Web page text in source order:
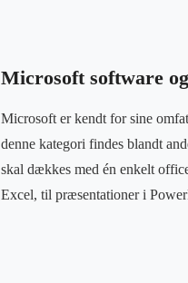
Microsoft software
Microsoft er kendt for sine
denne kategori findes blandt
skal dækkes med én enkelt
Excel, til præsentationer i